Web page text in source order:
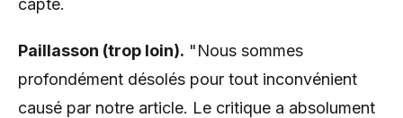
capte.
Paillasson (trop loin). "Nous sommes
profondément désolés pour tout inconvénient
causé par notre article. Le critique a absolument